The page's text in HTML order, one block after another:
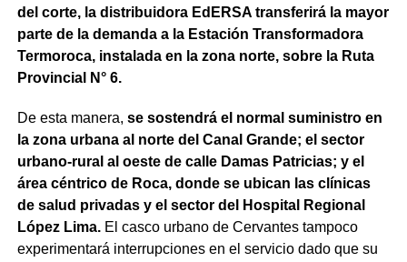
del corte, la distribuidora EdERSA transferirá la mayor
parte de la demanda a la Estación Transformadora
Termoroca, instalada en la zona norte, sobre la Ruta
Provincial N° 6.
De esta manera, se sostendrá el normal suministro en
la zona urbana al norte del Canal Grande; el sector
urbano-rural al oeste de calle Damas Patricias; y el
área céntrico de Roca, donde se ubican las clínicas
de salud privadas y el sector del Hospital Regional
López Lima. El casco urbano de Cervantes tampoco
experimentará interrupciones en el servicio dado que su